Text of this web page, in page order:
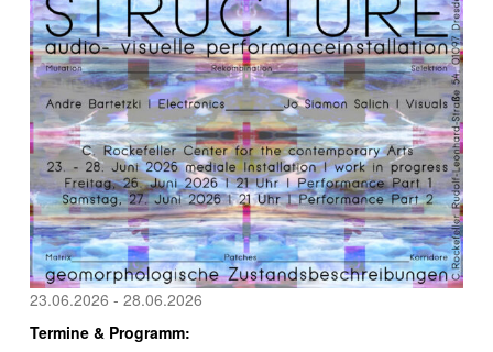
23.06.2026 - 28.06.2026
Termine & Programm: